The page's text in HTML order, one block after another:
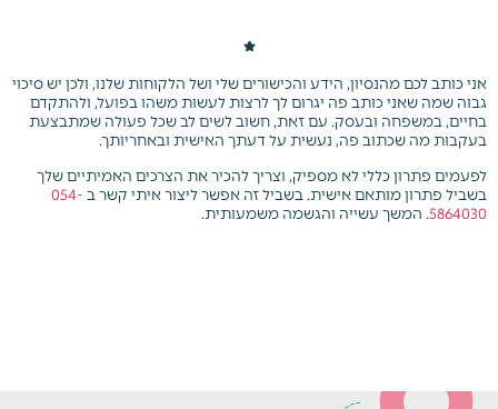
אני כותב לכם מהנסיון, הידע והכישורים שלי ושל הלקוחות שלנו, ולכן יש סיכוי
גבוה שמה שאני כותב פה יגרום לך לרצות לעשות משהו בפועל, ולהתקדם
בחיים, במשפחה ובעסק. עם זאת, חשוב לשים לב שכל פעולה שמתבצעת
בעקבות מה שכתוב פה, נעשית על דעתך האישית ובאחריותך.
לפעמים פתרון כללי לא מספיק, וצריך להכיר את הצרכים האמיתיים שלך
בשביל פתרון מותאם אישית. בשביל זה אפשר ליצור איתי קשר ב 054-
5864030. המשך עשייה והגשמה משמעותית.